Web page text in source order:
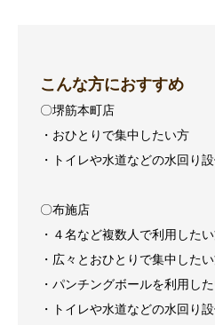
こんな方におすすめ
〇堺筋本町店
・おひとりで集中したい方
・トイレや水道などの水回り
〇布施店
・４名など複数人で利用した
・広々とおひとりで集中した
・パンチングボールを利用し
・トイレや水道などの水回り